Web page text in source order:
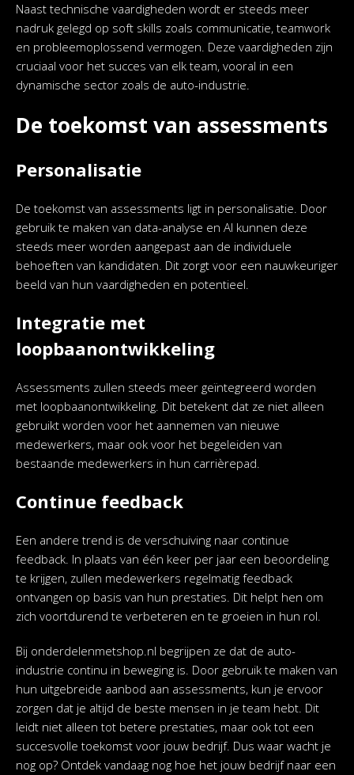
Naast technische vaardigheden wordt er steeds meer
nadruk gelegd op soft skills zoals communicatie, teamwork
en probleemoplossend vermogen. Deze vaardigheden zijn
cruciaal voor het succes van elk team, vooral in een
dynamische sector zoals de auto-industrie.
De toekomst van assessments
Personalisatie
De toekomst van assessments ligt in personalisatie. Door
gebruik te maken van data-analyse en AI kunnen deze
steeds meer worden aangepast aan de individuele
behoeften van kandidaten. Dit zorgt voor een nauwkeuriger
beeld van hun vaardigheden en potentieel.
Integratie met
loopbaanontwikkeling
Assessments zullen steeds meer geïntegreerd worden
met loopbaanontwikkeling. Dit betekent dat ze niet alleen
gebruikt worden voor het aannemen van nieuwe
medewerkers, maar ook voor het begeleiden van
bestaande medewerkers in hun carrièrepad.
Continue feedback
Een andere trend is de verschuiving naar continue
feedback. In plaats van één keer per jaar een beoordeling
te krijgen, zullen medewerkers regelmatig feedback
ontvangen op basis van hun prestaties. Dit helpt hen om
zich voortdurend te verbeteren en te groeien in hun rol.
Bij onderdelenmetshop.nl begrijpen ze dat de auto-
industrie continu in beweging is. Door gebruik te maken van
hun uitgebreide aanbod aan assessments, kun je ervoor
zorgen dat je altijd de beste mensen in je team hebt. Dit
leidt niet alleen tot betere prestaties, maar ook tot een
succesvolle toekomst voor jouw bedrijf. Dus waar wacht je
nog op? Ontdek vandaag nog hoe het jouw bedrijf naar een